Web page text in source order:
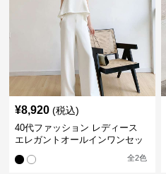
¥8,920 (税込)
40代ファッション レディース
エレガントオールインワンセッ
全2色